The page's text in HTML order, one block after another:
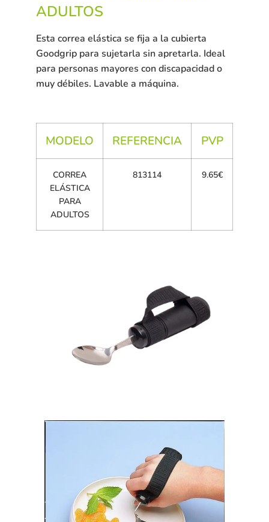
ADULTOS
Esta correa elástica se fija a la cubierta
Goodgrip para sujetarla sin apretarla. Ideal
para personas mayores con discapacidad o
muy débiles. Lavable a máquina.
MODELO REFERENCIA PVP
CORREA
ELÁSTICA
PARA
ADULTOS
813114 9.65€